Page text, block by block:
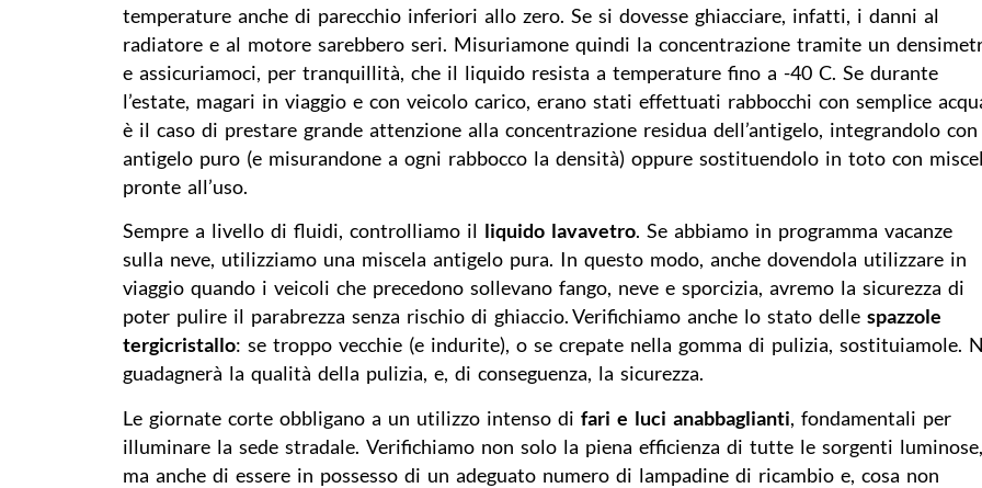
temperature anche di parecchio inferiori allo zero. Se si dovesse ghiacciare, infatti, i danni al
radiatore e al motore sarebbero seri. Misuriamone quindi la concentrazione tramite un
e assicuriamoci, per tranquillità, che il liquido resista a temperature fino a -40 C. Se durante
l’estate, magari in viaggio e con veicolo carico, erano stati effettuati rabbocchi con semplice
è il caso di prestare grande attenzione alla concentrazione residua dell’antigelo, integrandolo con
antigelo puro (e misurandone a ogni rabbocco la densità) oppure sostituendolo in toto con
pronte all’uso.
Sempre a livello di fluidi, controlliamo il liquido lavavetro. Se abbiamo in programma vacanze
sulla neve, utilizziamo una miscela antigelo pura. In questo modo, anche dovendola utilizzare in
viaggio quando i veicoli che precedono sollevano fango, neve e sporcizia, avremo la sicurezza di
poter pulire il parabrezza senza rischio di ghiaccio. Verifichiamo anche lo stato delle spazzole
tergicristallo: se troppo vecchie (e indurite), o se crepate nella gomma di pulizia, sostituiamole.
guadagnerà la qualità della pulizia, e, di conseguenza, la sicurezza.
Le giornate corte obbligano a un utilizzo intenso di fari e luci anabbaglianti, fondamentali per
illuminare la sede stradale. Verifichiamo non solo la piena efficienza di tutte le sorgenti luminose,
ma anche di essere in possesso di un adeguato numero di lampadine di ricambio e, cosa non